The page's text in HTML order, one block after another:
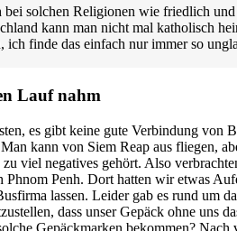
bei solchen Religionen wie friedlich
kann man nicht mal katholisch
ich finde das einfach nur immer so
Lauf nahm
es gibt keine gute Verbindung von
kann von Siem Reap aus fliegen,
viel negatives gehört. Also
Phnom Penh. Dort hatten wir etwas
lassen. Leider gab es rund um
dass unser Gepäck ohne uns
Gepäckmarken bekommen?